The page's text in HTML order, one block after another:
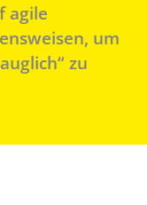
agile
um
zu